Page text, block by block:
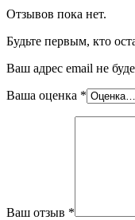
2004,
Отзывов пока нет.
Будьте первым, кто
Ваш адрес email не
Ваша оценка *
Ваш отзыв *